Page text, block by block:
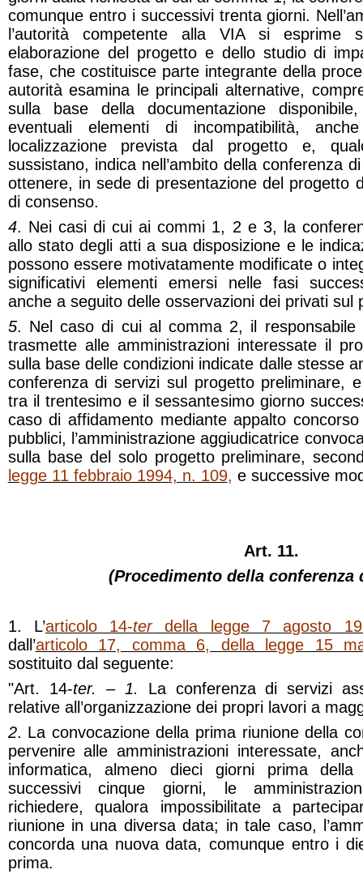
comunque entro i successivi trenta giorni.
l’autorità competente alla VIA si esprime
elaborazione del progetto e dello studio di
fase, che costituisce parte integrante della
autorità esamina le principali alternative,
sulla base della documentazione
eventuali elementi di incompatibilità,
localizzazione prevista dal progetto e,
sussistano, indica nell’ambito della conferenza
ottenere, in sede di presentazione del progetto
di consenso.
4. Nei casi di cui ai commi 1, 2 e 3, la
allo stato degli atti a sua disposizione e le
possono essere motivatamente modificate o
significativi elementi emersi nelle fasi
anche a seguito delle osservazioni dei privati sul
5. Nel caso di cui al comma 2, il responsabile
trasmette alle amministrazioni interessate il
sulla base delle condizioni indicate dalle stesse
conferenza di servizi sul progetto preliminare,
tra il trentesimo e il sessantesimo giorno
caso di affidamento mediante appalto
pubblici, l’amministrazione aggiudicatrice
sulla base del solo progetto preliminare,
legge 11 febbraio 1994, n. 109, e successive
Art. 11.
(Procedimento della conferenza
1. L’articolo 14-terdella legge 7 agosto
dall’articolo 17, comma 6, della legge 15
sostituito dal seguente:
"Art. 14-ter. – 1.
La conferenza di servizi
relative all’organizzazione dei propri lavori a
2. La convocazione della prima riunione della
pervenire alle amministrazioni interessate,
informatica, almeno dieci giorni prima
successivi cinque giorni, le
richiedere, qualora impossibilitate a
riunione in una diversa data; in tale caso,
concorda una nuova data, comunque entro i
prima.